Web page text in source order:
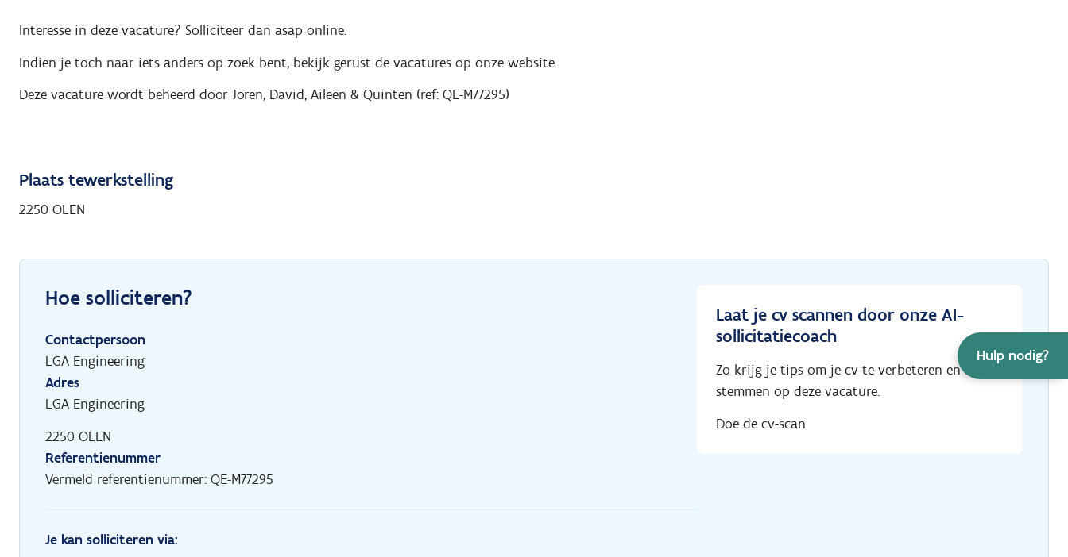
Hulp nodig?
Interesse in deze vacature? Solliciteer dan asap online.
Indien je toch naar iets anders op zoek bent, bekijk gerust de vacatures op onze website.
Deze vacature wordt beheerd door Joren, David, Aileen & Quinten (ref: QE-M77295)
Plaats tewerkstelling
2250 OLEN
Hoe solliciteren?
Contactpersoon
LGA Engineering
Adres
LGA Engineering
2250 OLEN
Referentienummer
Vermeld referentienummer: QE-M77295
Je kan solliciteren via:
Laat je cv scannen door onze AI-
sollicitatiecoach
Zo krijg je tips om je cv te verbeteren en af te
stemmen op deze vacature.
Doe de cv-scan